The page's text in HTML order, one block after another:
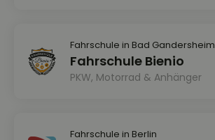
Fahrschule in Bad Gandersheim
Fahrschule Bienio
PKW, Motorrad & Anhänger
Fahrschule in Berlin